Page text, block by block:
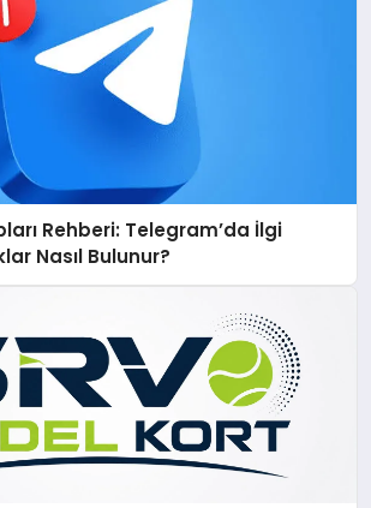
Rehberi: Telegram’da İlgi
Nasıl Bulunur?